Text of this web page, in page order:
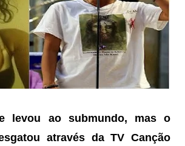
levou ao submundo, mas o
através da TV Canção